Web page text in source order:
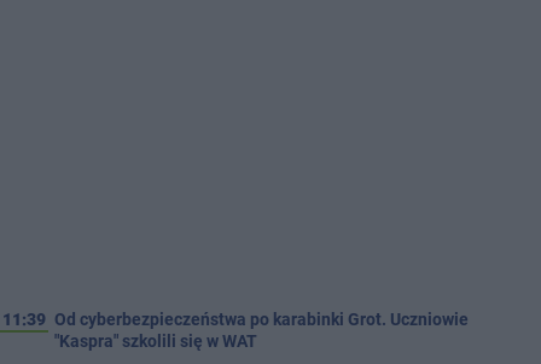
11:39 Od cyberbezpieczeństwa po karabinki Grot. Uczniowie
"Kaspra" szkolili się w WAT